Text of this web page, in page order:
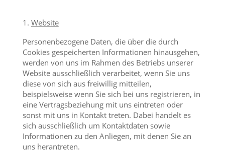
Website
Personenbezogene Daten, die über die durch
Cookies gespeicherten Informationen hinausgehen,
werden von uns im Rahmen des Betriebs unserer
Website ausschließlich verarbeitet, wenn Sie uns
diese von sich aus freiwillig mitteilen,
beispielsweise wenn Sie sich bei uns registrieren, in
eine Vertragsbeziehung mit uns eintreten oder
sonst mit uns in Kontakt treten. Dabei handelt es
sich ausschließlich um Kontaktdaten sowie
Informationen zu den Anliegen, mit denen Sie an
uns herantreten.